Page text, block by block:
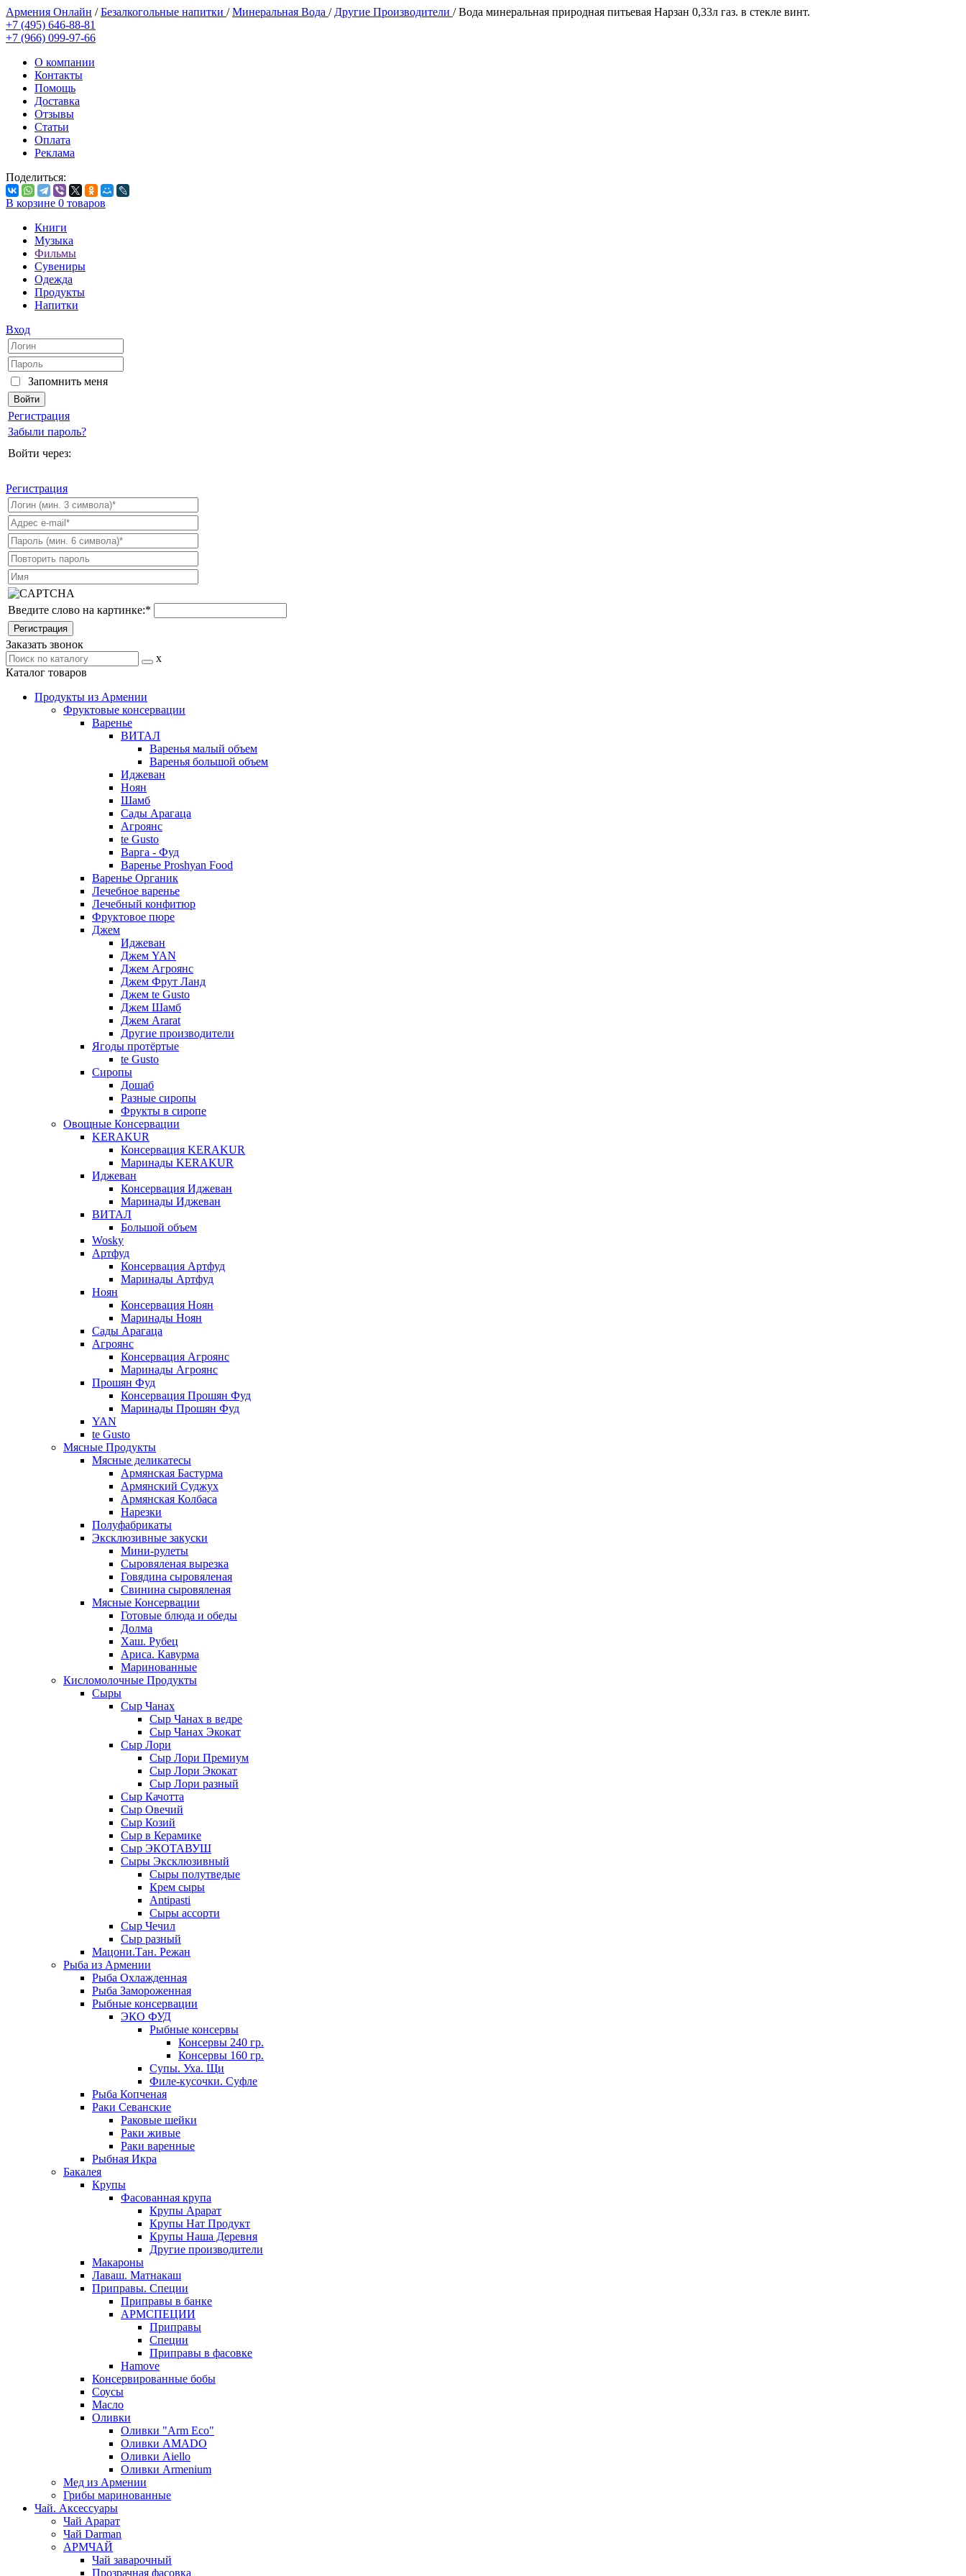
Армения Онлайн /Безалкогольные напитки /Минеральная Вода / Другие Производители /Вода минеральная природная питьевая Нарзан 0,33л газ. в стекле винт.
+7 (495) 646-88-81
+7 (966) 099-97-66
О компании
Контакты
Помощь
Доставка
Отзывы
Статьи
Оплата
Реклама
Поделиться:
В корзине 0 товаров
Книги
Музыка
Фильмы
Сувениры
Одежда
Продукты
Напитки
Вход
Запомнить меня
Регистрация
Забыли пароль?
Войти через:
Регистрация
Введите слово на картинке:*
Заказать звонок
x
Каталог товаров
Продукты из Армении
Фруктовые консервации
Варенье
ВИТАЛ
Варенья малый объем
Варенья большой объем
Иджеван
Ноян
Шамб
Сады Арагаца
Агроянс
te Gusto
Варга - Фуд
Варенье Proshyan Food
Варенье Органик
Лечебное варенье
Лечебный конфитюр
Фруктовое пюре
Джем
Иджеван
Джем YAN
Джем Агроянс
Джем Фрут Ланд
Джем te Gusto
Джем Шамб
Джем Ararat
Другие производители
Ягоды протёртые
te Gusto
Сиропы
Дошаб
Разные сиропы
Фрукты в сиропе
Овощные Консервации
KERAKUR
Консервация KERAKUR
Маринады KERAKUR
Иджеван
Консервация Иджеван
Маринады Иджеван
ВИТАЛ
Большой объем
Wosky
Артфуд
Консервация Артфуд
Маринады Артфуд
Ноян
Консервация Ноян
Маринады Ноян
Сады Арагаца
Агроянс
Консервация Агроянс
Маринады Агроянс
Прошян Фуд
Консервация Прошян Фуд
Маринады Прошян Фуд
YAN
te Gusto
Мясные Продукты
Мясные деликатесы
Армянская Бастурма
Армянский Суджух
Армянская Колбаса
Нарезки
Полуфабрикаты
Эксклюзивные закуски
Мини-рулеты
Сыровяленая вырезка
Говядина сыровяленая
Свинина сыровяленая
Мясные Консервации
Готовые блюда и обеды
Долма
Хаш. Рубец
Ариса. Кавурма
Маринованные
Кисломолочные Продукты
Сыры
Сыр Чанах
Сыр Чанах в ведре
Сыр Чанах Экокат
Сыр Лори
Сыр Лори Премиум
Сыр Лори Экокат
Сыр Лори разный
Сыр Качотта
Сыр Овечий
Сыр Козий
Сыр в Керамике
Сыр ЭКОТАВУШ
Сыры Эксклюзивный
Сыры полутведые
Крем сыры
Antipasti
Сыры ассорти
Сыр Чечил
Сыр разный
Мацони.Тан. Режан
Рыба из Армении
Рыба Охлажденная
Рыба Замороженная
Рыбные консервации
ЭКО ФУД
Рыбные консервы
Консервы 240 гр.
Консервы 160 гр.
Супы. Уха. Щи
Филе-кусочки. Суфле
Рыба Копченая
Раки Севанские
Раковые шейки
Раки живые
Раки варенные
Рыбная Икра
Бакалея
Крупы
Фасованная крупа
Крупы Арарат
Крупы Нат Продукт
Крупы Наша Деревня
Другие производители
Макароны
Лаваш. Матнакаш
Приправы. Специи
Приправы в банке
АРМСПЕЦИИ
Приправы
Специи
Приправы в фасовке
Hamove
Консервированные бобы
Соусы
Масло
Оливки
Оливки "Arm Eco"
Оливки AMADO
Оливки Aiello
Оливки Armenium
Мед из Армении
Грибы маринованные
Чай. Аксессуары
Чай Арарат
Чай Darman
АРМЧАЙ
Чай заварочный
Прозрачная фасовка